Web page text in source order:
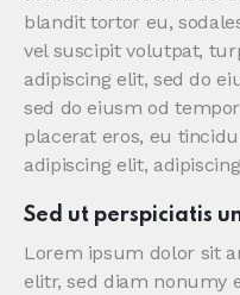
blandit tortor eu,
vel suscipit volutpat,
adipiscing elit, sed do
sed do eiusm od
placerat eros, eu
adipiscing elit,
Sed ut perspiciatis
Lorem ipsum dolor sit
elitr, sed diam nonumy